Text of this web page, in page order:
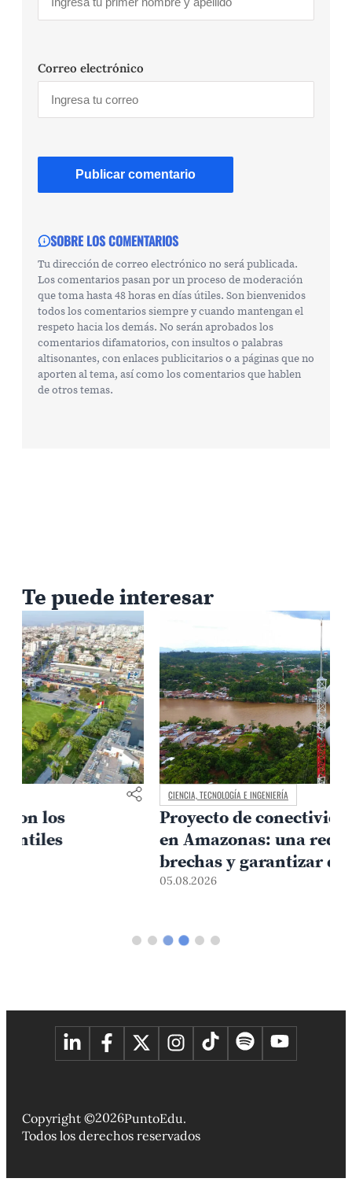
Correo electrónico
SOBRE LOS COMENTARIOS
Tu dirección de correo electrónico no será publicada.
Los comentarios pasan por un proceso de moderación
que toma hasta 48 horas en días útiles. Son bienvenidos
todos los comentarios siempre y cuando mantengan el
respeto hacia los demás. No serán aprobados los
comentarios difamatorios, con insultos o palabras
altisonantes, con enlaces publicitarios o a páginas que no
aporten al tema, así como los comentarios que hablen
de otros temas.
Te puede interesar
CIENCIA, TECNOLOGÍA E INGENIERÍA
Proyecto de conectividad de la PUCP
en Amazonas: una red para cerrar
brechas y garantizar derechos
Copyright ©2026PuntoEdu.
Todos los derechos reservados